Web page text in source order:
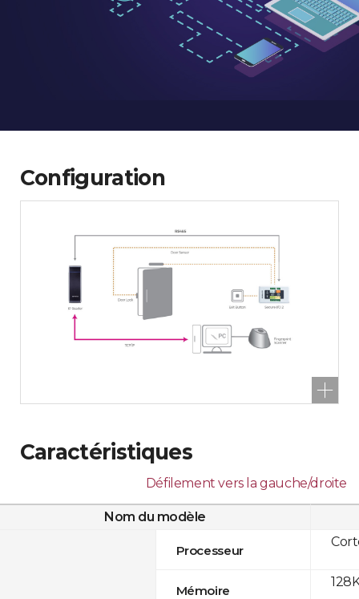
Configuration
Caractéristiques
Défilement vers la gauche/droite
Nom du modèle
Processeur
Mémoire